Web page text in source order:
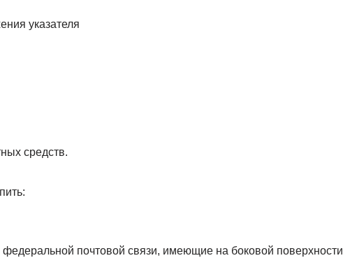
средств.
почтовой связи, имеющие на боковой поверхности